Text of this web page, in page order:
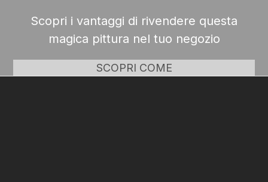
Scopri i vantaggi di rivendere questa
magica pittura nel tuo negozio
SCOPRI COME